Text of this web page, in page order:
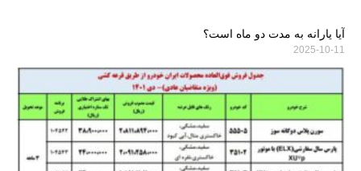
آیا یارانه به مدت دو ماه است؟
2025-10-11